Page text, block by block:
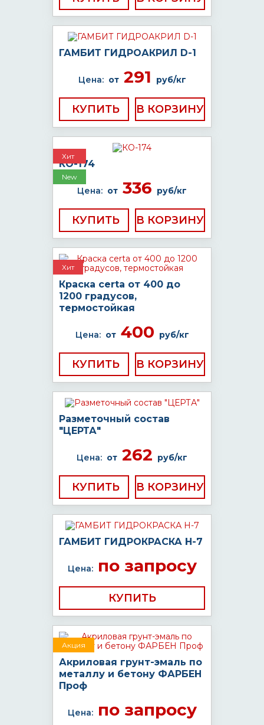
ГАМБИТ ГИДРОАКРИЛ D-1
Цена: от291 руб/кг
КУПИТЬ
Хит
New
КО-174
Цена: от 336 руб/кг
КУПИТЬ
Хит
Краска certa от 400 до
1200 градусов,
термостойкая
Цена: от400 руб/кг
КУПИТЬ
Разметочный состав
"ЦЕРТА"
Цена: от 262 руб/кг
КУПИТЬ
ГАМБИТ ГИДРОКРАСКА Н-7
Цена:по запросу
КУПИТЬ
Акция
Акриловая грунт-эмаль по
металлу и бетону ФАРБЕН
Проф
Цена:по запросу